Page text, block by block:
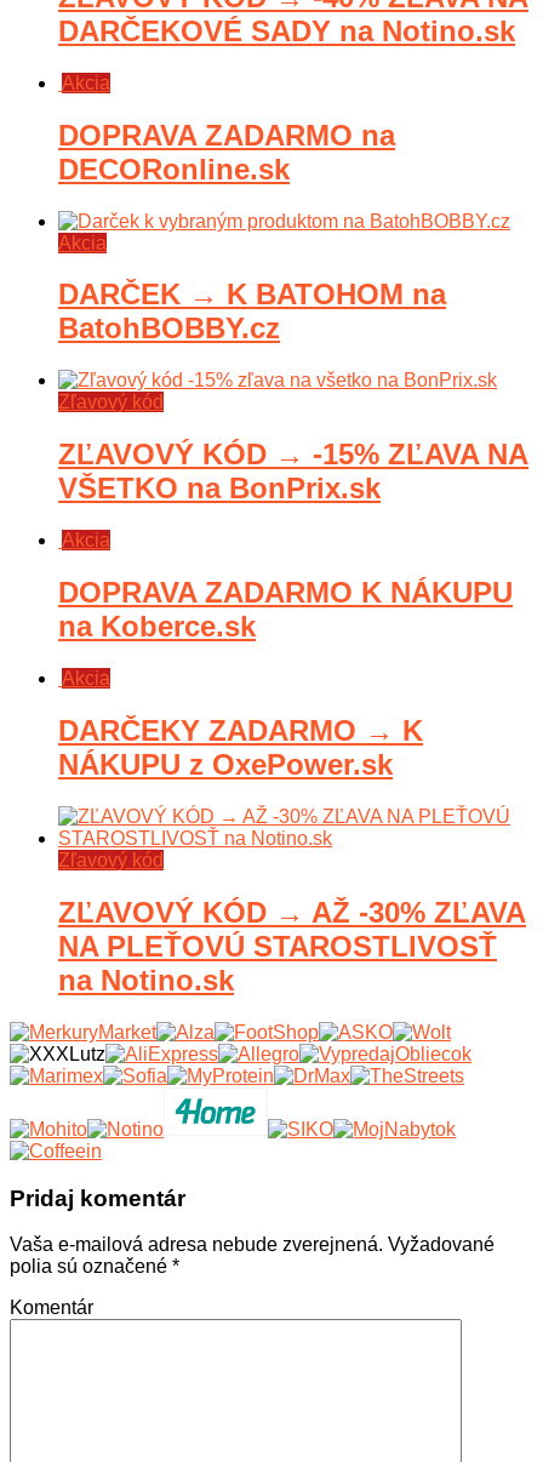
DARČEKOVÉ SADY na Notino.sk
Akcia
DOPRAVA ZADARMO na
DECORonline.sk
Akcia
DARČEK → K BATOHOM na
BatohBOBBY.cz
Zľavový kód
ZĽAVOVÝ KÓD → -15% ZĽAVA NA
VŠETKO na BonPrix.sk
Akcia
DOPRAVA ZADARMO K NÁKUPU
na Koberce.sk
Akcia
DARČEKY ZADARMO → K
NÁKUPU z OxePower.sk
Zľavový kód
ZĽAVOVÝ KÓD → AŽ -30% ZĽAVA
NA PLEŤOVÚ STAROSTLIVOSŤ
na Notino.sk
Pridaj komentár
Vaša e-mailová adresa nebude zverejnená. Vyžadované
polia sú označené *
Komentár